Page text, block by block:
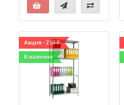
Акция - 250 ₽
В наличии